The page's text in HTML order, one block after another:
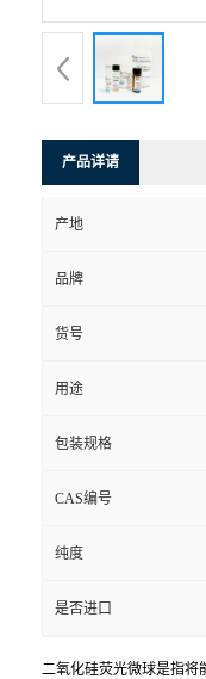
产品详请
产地
品牌
货号
用途
包装规格
CAS编号
纯度
是否进口
二氧化硅荧光微球是指将